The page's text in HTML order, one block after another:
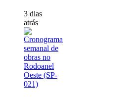
3 dias
atrás